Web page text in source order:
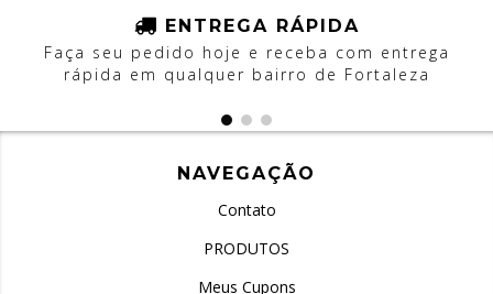
ENTREGA RÁPIDA
Faça seu pedido hoje e receba com entrega
rápida em qualquer bairro de Fortaleza
NAVEGAÇÃO
Contato
PRODUTOS
Meus Cupons